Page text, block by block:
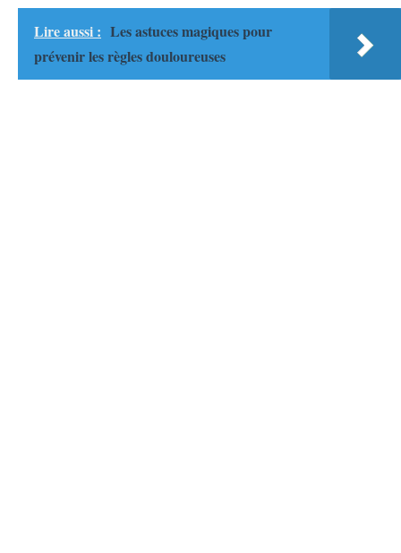
Lire aussi : Les astuces magiques pour
prévenir les règles douloureuses